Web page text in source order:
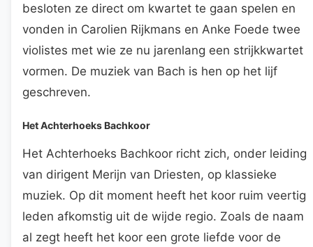
besloten ze direct om kwartet te gaan spelen en
vonden in Carolien Rijkmans en Anke Foede twee
violistes met wie ze nu jarenlang een strijkkwartet
vormen. De muziek van Bach is hen op het lijf
geschreven.
Het Achterhoeks Bachkoor
Het Achterhoeks Bachkoor richt zich, onder leiding
van dirigent Merijn van Driesten, op klassieke
muziek. Op dit moment heeft het koor ruim veertig
leden afkomstig uit de wijde regio. Zoals de naam
al zegt heeft het koor een grote liefde voor de